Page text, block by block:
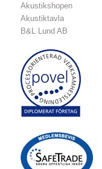
Akustikshopen
Akustiktavla
B&L Lund AB